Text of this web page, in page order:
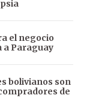
el negocio
a Paraguay
bolivianos son
de